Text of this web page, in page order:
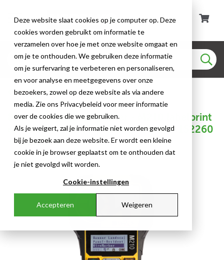
Deze website slaat cookies op je computer op. Deze
cookies worden gebruikt om informatie te
verzamelen over hoe je met onze website omgaat en
om je te onthouden. We gebruiken deze informatie
om je surfervaring te verbeteren en personaliseren,
en voor analyse en meetgegevens over onze
bezoekers, zowel op deze website als via andere
media. Zie ons Privacybeleid voor meer informatie
over de cookies die we gebruiken.
Als je weigert, zal je informatie niet worden gevolgd
bij je bezoek aan deze website. Er wordt een kleine
cookie in je browser geplaatst om te onthouden dat
je niet gevolgd wilt worden.
Cookie-instellingen
Accepteren Weigeren
Portable Printers
Brady - Draagbare printer - M210 labelprint
er – Kartonnen verpakking - M210 - 152260
- 87152260